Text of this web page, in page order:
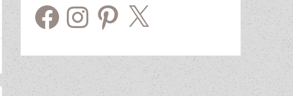
Facebook Instagram Pinterest